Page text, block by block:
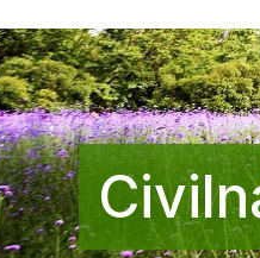
stránky,pre lepší
reklám ktoré sú pre vás
Odmietam Zmeniť